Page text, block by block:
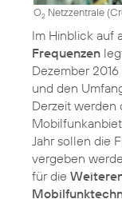
O2 Netzzentrale (
Im Hinblick auf
Frequenzen
Dezember
und den
Derzeit werden
Jahr sollen die
vergeben
für die